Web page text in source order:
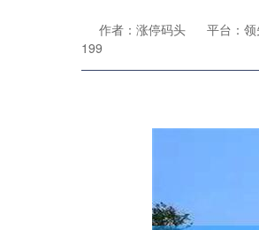
作者：涨停码头 平台：
199